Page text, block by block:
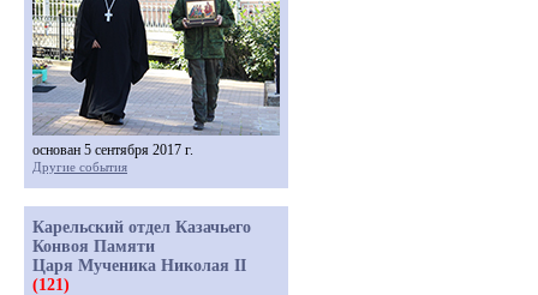
основан 5 сентября 2017 г.
Другие события
Карельский отдел Казачьего
Конвоя Памяти
Царя Мученика Николая II
(121)